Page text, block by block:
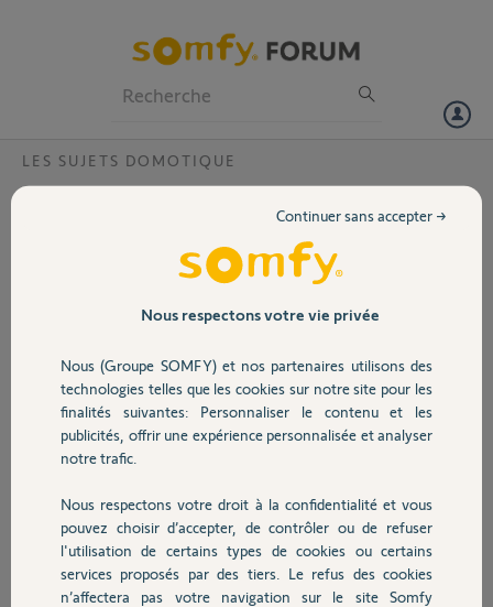
Volet
Sécurité
Domotique
Chauffage
Autres produits
LES SUJETS DOMOTIQUE
Version produit acheté pas explicite
J’ai acheté en 2021 un visiophone
ajouter en tant qu’équipement dans
L’application Somfy vous guide dans
les étapes pour pouvoir le détecter.
Le problème que je rencontre c’est à
la première étape qui consiste à
pas à l’emplacement sur le côté en
haut à droite.
Où se trouve t’il?
Sur la boîte en carton du visiophone il est écrit v500 mais je suis
confus avec ce que je peux voir au dos du visiophone M0704-B
Nous respectons votre vie privée
Nous (Groupe SOMFY) et nos partenaires utilisons des
technologies telles que les cookies sur notre site pour les
finalités suivantes: Personnaliser le contenu et les
publicités, offrir une expérience personnalisée et analyser
notre trafic.
Nous respectons votre droit à la confidentialité et vous
pouvez choisir d’accepter, de contrôler ou de refuser
l'utilisation de certains types de cookies ou certains
services proposés par des tiers. Le refus des cookies
n’affectera pas votre navigation sur le site Somfy
Continuer sans accepter →